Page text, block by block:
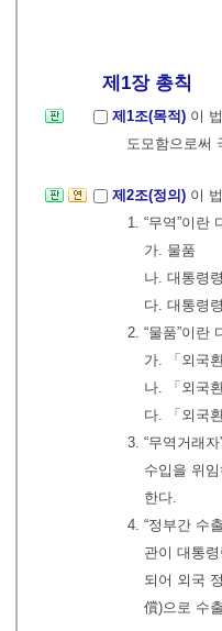
제1장 총칙
제1조(목적) 이
도모함으로써
제2조(정의) 이
1. “무역”이란
가. 물품
나. 대통령
다. 대통령
2. “물품”이란
가. 「외국
나. 「외국
다. 「외국
3. “무역거래
수입을 위
한다.
4. “정부간 수
관이 대통
되어 외국
償)으로 수